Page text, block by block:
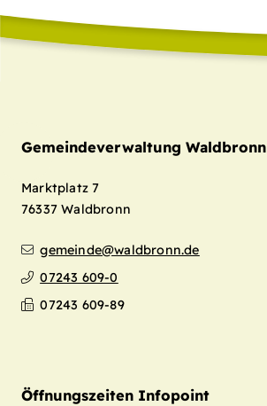
Gemeindeverwaltung Waldbronn
Marktplatz 7
76337 Waldbronn
gemeinde@waldbronn.de
07243 609-0
07243 609-89
Öffnungszeiten Infopoint